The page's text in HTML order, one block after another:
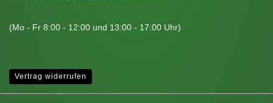
(Mo - Fr 8:00 - 12:00 und 13:00 - 17:00 Uhr)
Vertrag widerrufen